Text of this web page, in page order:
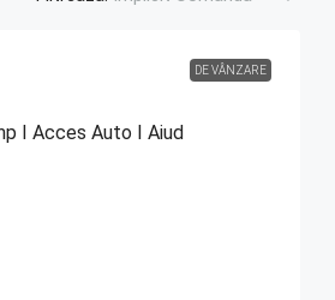
DE VÂNZARE
I Acces Auto I Aiud